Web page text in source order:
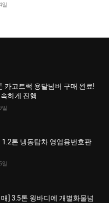
일
카고트럭 용달넘버 구매 완료!
하게 진행
일
1.2톤 냉동탑차 영업용번호판
일
] 3.5톤 윙바디에 개별화물넘